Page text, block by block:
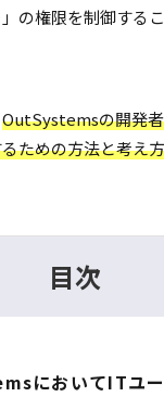
の権限を制御する
OutSystemsの開発
ための方法と考え方
目次
においてITユ